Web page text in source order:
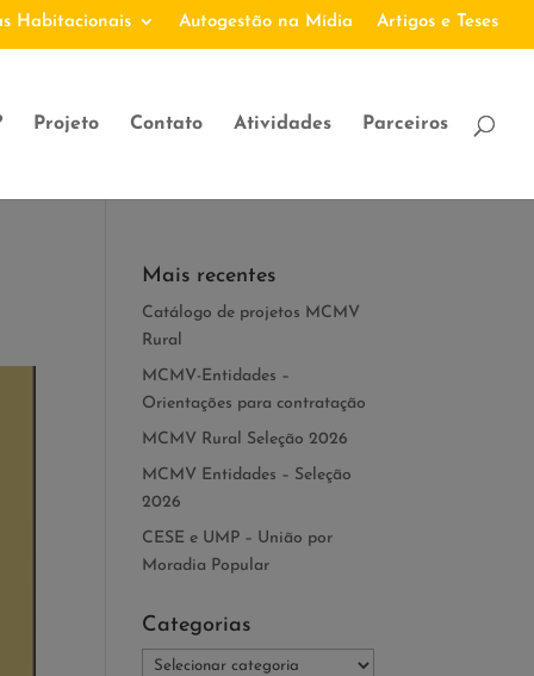
Habitacionais Autogestão na Mídia Artigos e Teses
Projeto Contato Atividades Parceiros
Mais recentes
Catálogo de projetos MCMV
Rural
MCMV-Entidades –
Orientações para contratação
MCMV Rural Seleção 2026
MCMV Entidades – Seleção
2026
CESE e UMP – União por
Moradia Popular
Categorias
Categorias